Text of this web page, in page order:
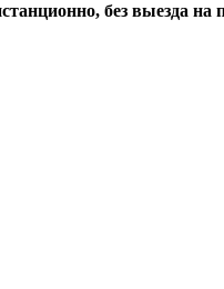
без выезда на